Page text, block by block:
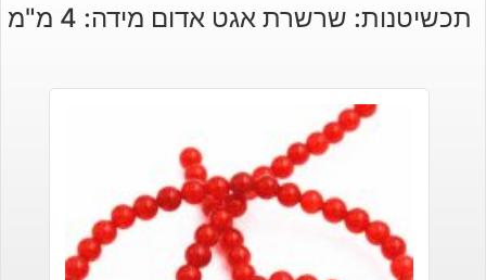
תכשיטנות: שרשרת אגט אדום מידה: 4 מ"מ